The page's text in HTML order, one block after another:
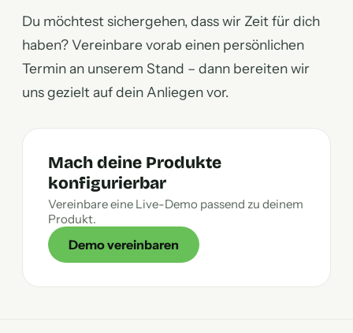
Du möchtest sichergehen, dass wir Zeit für dich
haben? Vereinbare vorab einen persönlichen
Termin an unserem Stand – dann bereiten wir
uns gezielt auf dein Anliegen vor.
Mach deine Produkte
konfigurierbar
Vereinbare eine Live-Demo passend zu deinem
Produkt.
Demo vereinbaren